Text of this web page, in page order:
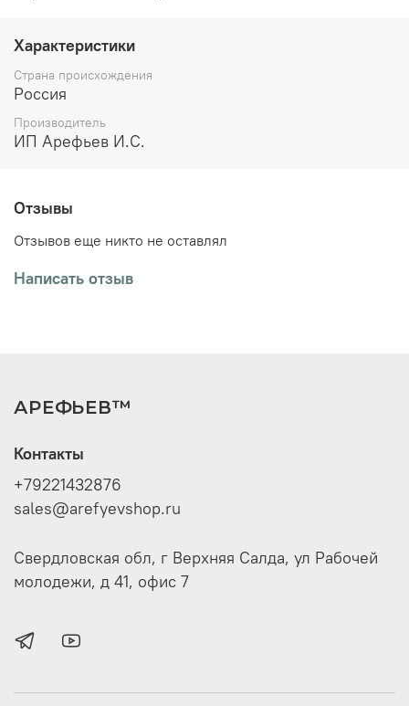
Характеристики
Страна происхождения
Россия
Производитель
ИП Арефьев И.С.
Отзывы
Отзывов еще никто не оставлял
Написать отзыв
АРЕФЬЕВ™
Контакты
+79221432876
sales@arefyevshop.ru
Свердловская обл, г Верхняя Салда, ул Рабочей
молодежи, д 41, офис 7